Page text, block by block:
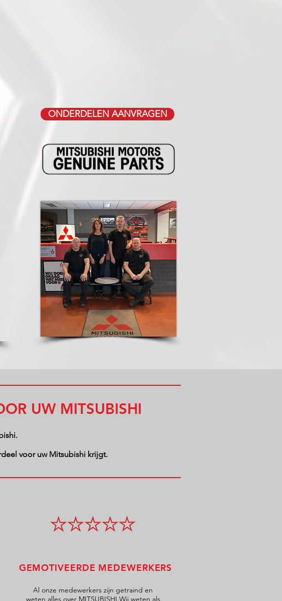
ONDERDELEN AANVRAGEN
UW MITSUBISHI
voor uw Mitsubishi krijgt.
GEMOTIVEERDE MEDEWERKERS
Al onze medewerkers zijn getraind en
weten alles over MITSUBISHI.Wij weten als